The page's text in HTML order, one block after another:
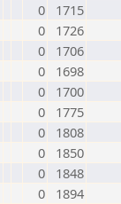
0
1715
0
1726
0
1706
0
1698
0
1700
0
1775
0
1808
0
1850
0
1848
0
1894